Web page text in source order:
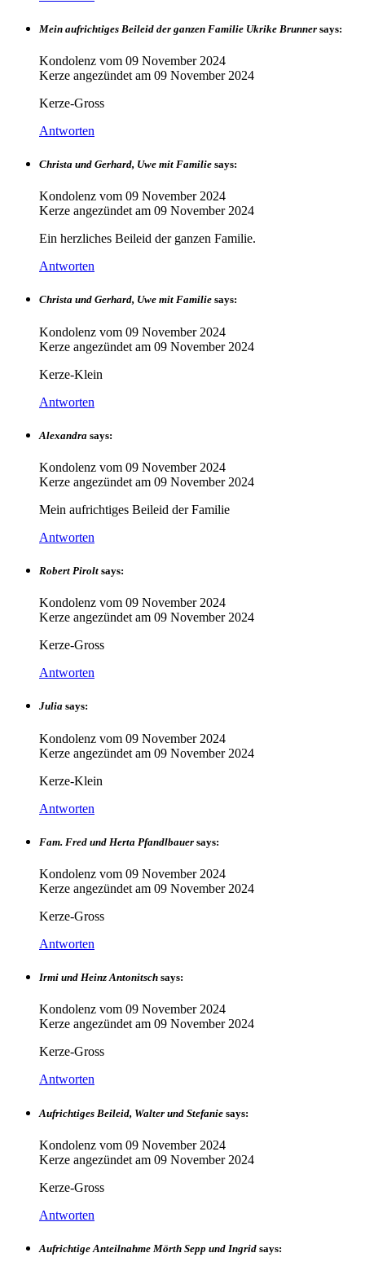
Mein aufrichtiges Beileid der ganzen Familie Ukrike Brunner says:
Kondolenz vom 09 November 2024
Kerze angezündet am 09 November 2024
Kerze-Gross
Antworten
Christa und Gerhard, Uwe mit Familie says:
Kondolenz vom 09 November 2024
Kerze angezündet am 09 November 2024
Ein herzliches Beileid der ganzen Familie.
Antworten
Christa und Gerhard, Uwe mit Familie says:
Kondolenz vom 09 November 2024
Kerze angezündet am 09 November 2024
Kerze-Klein
Antworten
Alexandra says:
Kondolenz vom 09 November 2024
Kerze angezündet am 09 November 2024
Mein aufrichtiges Beileid der Familie
Antworten
Robert Pirolt says:
Kondolenz vom 09 November 2024
Kerze angezündet am 09 November 2024
Kerze-Gross
Antworten
Julia says:
Kondolenz vom 09 November 2024
Kerze angezündet am 09 November 2024
Kerze-Klein
Antworten
Fam. Fred und Herta Pfandlbauer says:
Kondolenz vom 09 November 2024
Kerze angezündet am 09 November 2024
Kerze-Gross
Antworten
Irmi und Heinz Antonitsch says:
Kondolenz vom 09 November 2024
Kerze angezündet am 09 November 2024
Kerze-Gross
Antworten
Aufrichtiges Beileid, Walter und Stefanie says:
Kondolenz vom 09 November 2024
Kerze angezündet am 09 November 2024
Kerze-Gross
Antworten
Aufrichtige Anteilnahme Mörth Sepp und Ingrid says: